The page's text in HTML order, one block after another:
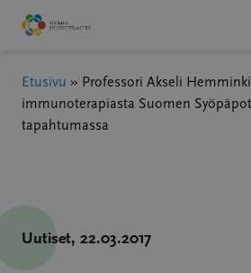
Hyppää
sisältöön
Etusivu » Professori Akseli
immunoterapiasta Suomen
tapahtumassa
Uutiset, 22.03.2017